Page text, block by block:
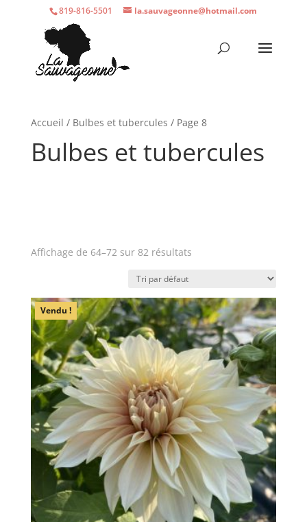
819-816-5501 la.sauvageonne@hotmail.com
Accueil / Bulbes et tubercules / Page 8
Bulbes et tubercules
Affichage de 64–72 sur 82 résultats
Vendu !